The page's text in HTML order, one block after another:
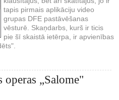
tapis pirmais aplikāciju video
grupas DFE pastāvēšanas
vēsturē. Skaņdarbs, kurš ir ticis
pie šī skaistā ietērpa, ir apvienības
„Salome"